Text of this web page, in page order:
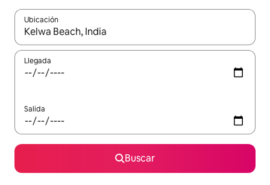
Ubicación
Cuando los resultados estén disponibles, podrás navegar
Llegada
Salida
Buscar